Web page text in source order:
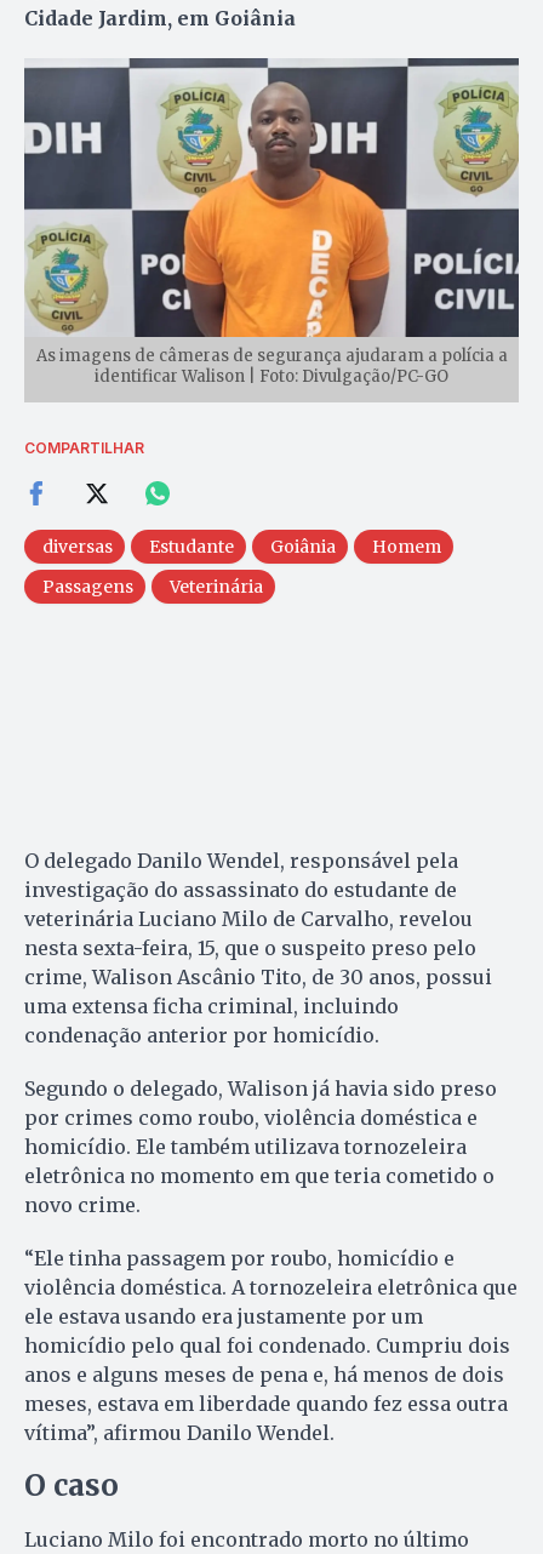
Cidade Jardim, em Goiânia
As imagens de câmeras de segurança ajudaram a polícia a
identificar Walison | Foto: Divulgação/PC-GO
COMPARTILHAR
diversas Estudante Goiânia
Homem
Passagens
Veterinária
O delegado Danilo Wendel, responsável pela
investigação do assassinato do estudante de
veterinária Luciano Milo de Carvalho, revelou
nesta sexta-feira, 15, que o suspeito preso pelo
crime, Walison Ascânio Tito, de 30 anos, possui
uma extensa ficha criminal, incluindo
condenação anterior por homicídio.
Segundo o delegado, Walison já havia sido preso
por crimes como roubo, violência doméstica e
homicídio. Ele também utilizava tornozeleira
eletrônica no momento em que teria cometido o
novo crime.
“Ele tinha passagem por roubo, homicídio e
violência doméstica. A tornozeleira eletrônica que
ele estava usando era justamente por um
homicídio pelo qual foi condenado. Cumpriu dois
anos e alguns meses de pena e, há menos de dois
meses, estava em liberdade quando fez essa outra
vítima”, afirmou Danilo Wendel.
O caso
Luciano Milo foi encontrado morto no último